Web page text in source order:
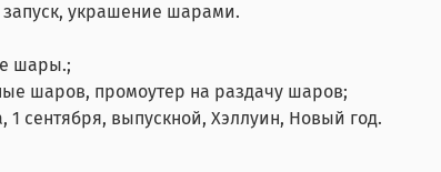
украшение шарами.
шары.;
шаров, промоутер на раздачу шаров;
сентября, выпускной, Хэллуин, Новый год.